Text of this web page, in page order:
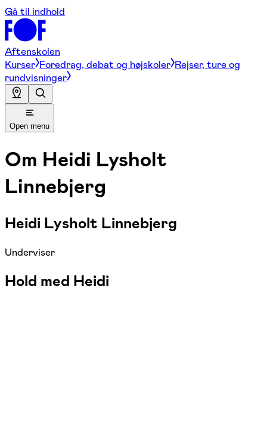
Gå til indhold
Aftenskolen
Kurser Foredrag, debat og højskoler Rejser, ture og
rundvisninger
Open menu
Om Heidi Lysholt
Linnebjerg
Heidi Lysholt Linnebjerg
Underviser
Hold med Heidi